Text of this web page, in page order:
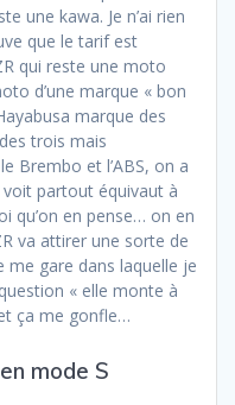
une kawa. Je n’ai rien
que le tarif est
qui reste une moto
d’une marque « bon
marque des
trois mais
Brembo et l’ABS, on a
partout équivaut à
qu’on en pense… on en
va attirer une sorte de
gare dans laquelle je
« elle monte à
ça me gonfle…
mode S